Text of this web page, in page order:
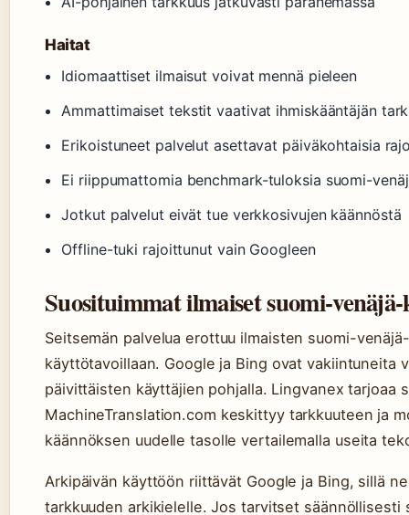
Haitat
Idiomaattiset ilmaisut voivat mennä pieleen
Ammattimaiset tekstit vaativat ihmiskääntäjän
Erikoistuneet palvelut asettavat päiväkohtaisia
Ei riippumattomia benchmark-tuloksia suomi-
Jotkut palvelut eivät tue verkkosivujen käännöstä
Offline-tuki rajoittunut vain Googleen
Suosituimmat ilmaiset suomi-
Seitsemän palvelua erottuu ilmaisten suomi-
käyttötavoillaan. Google ja Bing ovat vakiintuneita
päivittäisten käyttäjien pohjalla. Lingvanex tarjoaa
MachineTranslation.com keskittyy tarkkuuteen ja
käännöksen uudelle tasolle vertailemalla useita
Arkipäivän käyttöön riittävät Google ja Bing, sillä
tarkkuuden arkikielelle. Jos tarvitset säännöllisesti